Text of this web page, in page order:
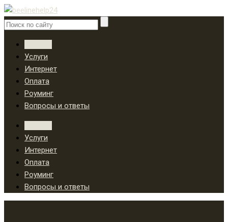
Услуги
Интернет
Оплата
Роуминг
Вопросы и ответы
Услуги
Интернет
Оплата
Роуминг
Вопросы и ответы